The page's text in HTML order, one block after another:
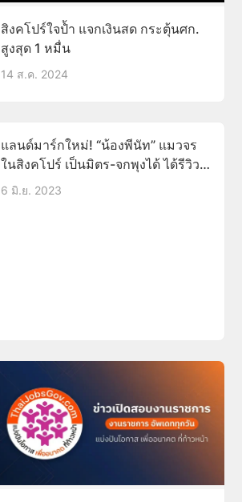
สิงคโปร์ใจป้ำ แจกเงินสด กระตุ้นศก.
สูงสุด 1 หมื่น
14 ส.ค. 2024
แลนด์มาร์กใหม่! “น้องพีนัท” แมวจร
ในสิงคโปร์ เป็นมิตร-จกพุงได้ ได้รีวิว
จาก นทท.5ดาว!
6 มิ.ย. 2023